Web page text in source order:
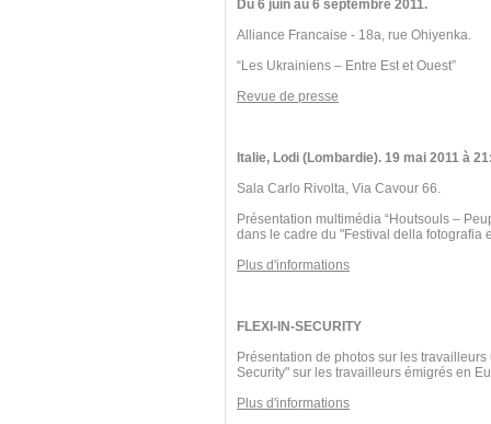
Du 6 juin au 6 septembre 2011.
Alliance Francaise - 18a, rue Ohiyenka.
“Les Ukrainiens – Entre Est et Ouest”
Revue de presse
Italie, Lodi (Lombardie). 19 mai 2011 à
Sala Carlo Rivolta, Via Cavour 66.
Présentation multimédia “Houtsouls –
dans le cadre du "Festival della fotografia
Plus d'informations
FLEXI-IN-SECURITY
Présentation de photos sur les
Security" sur les travailleurs émigrés en
Plus d'informations